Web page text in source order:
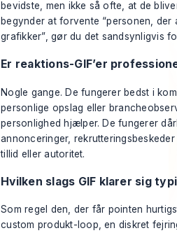
bevidste, men ikke så ofte, at de
begynder at forvente “personen,
grafikker”, gør du det sandsynligvis
Er reaktions-GIF’er
Nogle gange. De fungerer bedst i
personlige opslag eller
personlighed hjælper. De fungerer
annonceringer,
tillid eller autoritet.
Hvilken slags GIF klarer sig
Som regel den, der får pointen
custom produkt-loop, en diskret